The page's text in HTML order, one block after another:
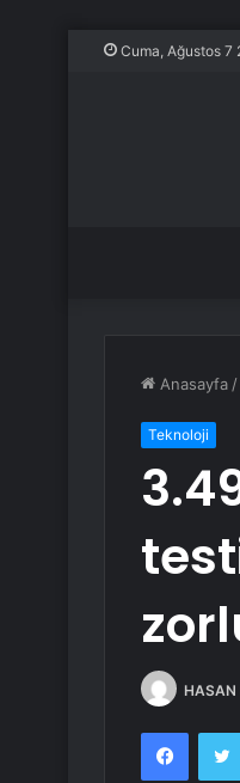
Cuma, Ağustos 7
Anasayfa /
Teknoloji
HASAN